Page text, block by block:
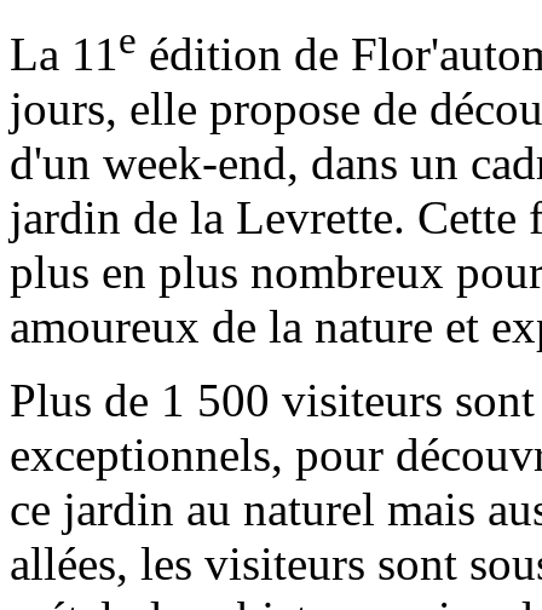
La 11e édition de
jours, elle propose de
d'un week-end, dans un
jardin de la Levrette. Cette
plus en plus nombreux
amoureux de la nature et
Plus de 1 500 visiteurs
exceptionnels, pour
ce jardin au naturel mais
allées, les visiteurs sont